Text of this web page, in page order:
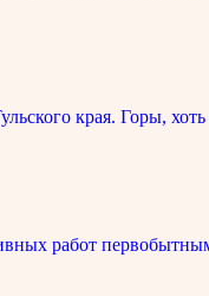
края. Горы,
работ